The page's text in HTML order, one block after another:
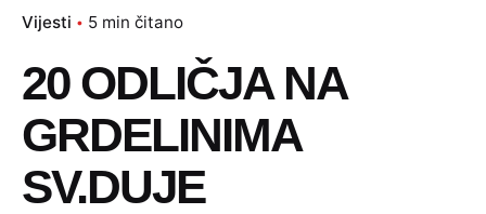
Vijesti 5 min čitano
20 ODLIČJA NA
GRDELINIMA
SV.DUJE